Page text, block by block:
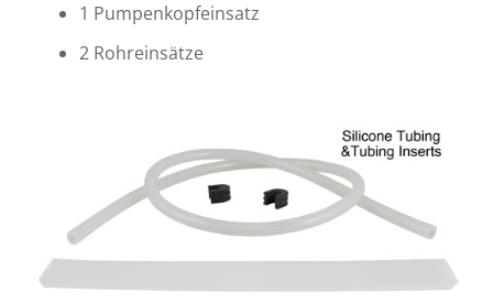
1 Pumpenkopfeinsatz
2 Rohreinsätze